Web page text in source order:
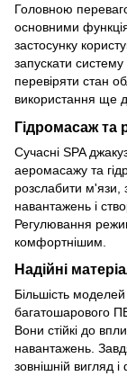
Головною
основними
застосунку
запускати
перевіряти стан
використання ще
Гідромасаж та
Сучасні SPA
аеромасажу та
розслабити м'язи,
навантажень і
Регулювання
комфортнішим.
Надійні
Більшість
багатошарового
Вони стійкі до
навантажень.
зовнішній вигляд